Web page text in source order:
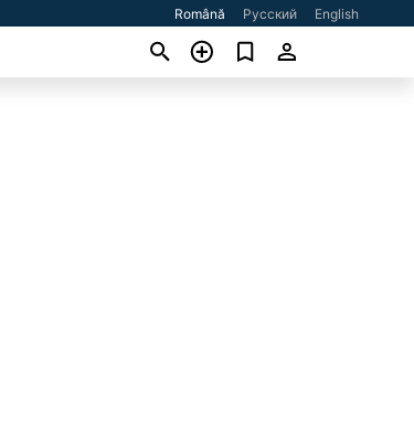
Română Русский English